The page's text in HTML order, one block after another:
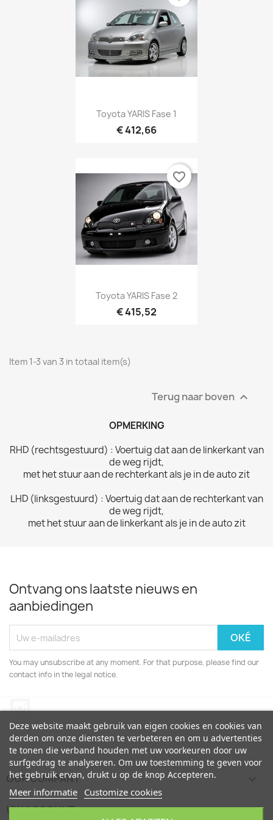
Toyota YARIS Fase 1
€ 412,66
Toyota YARIS Fase 2
€ 415,52
favorite_border
Item 1-3 van 3 in totaal item(s)
Terug naar boven 
OPMERKING
RHD (rechtsgestuurd) : Voertuig dat aan de linkerkant van
deweg rijdt,
met het stuur aan de rechterkant als je in de auto zit
LHD (linksgestuurd) : Voertuig dat aan de rechterkant van
deweg rijdt,
met het stuur aan de linkerkant als je in de auto zit
Ontvang ons laatste nieuws en
aanbiedingen
You may unsubscribe at any moment. For that purpose, please find our
contact info in the legal notice.
OUR COMPANY
UW ACCOUNT 
Deze website maakt gebruik van eigen cookies en cookies van
derden om onze diensten te verbeteren en om u advertenties
te tonen die verband houden met uw voorkeuren door uw
surfgedrag te analyseren. Om uw toestemming te geven voor
het gebruik ervan, drukt u op de knop Accepteren.
Meer informatie Customize cookies